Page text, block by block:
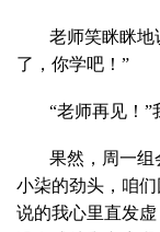
老师笑眯眯地
了，你学吧！”
“老师再见！”
果然，周一组
小柒的劲头，咱
说的我心里直发